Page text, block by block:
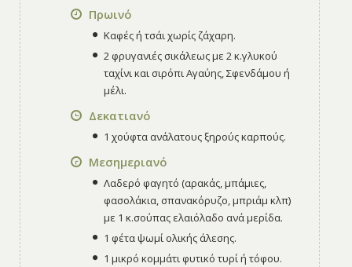
Πρωινό
Καφές ή τσάι χωρίς ζάχαρη.
2 φρυγανιές σικάλεως με 2 κ.γλυκού
ταχίνι και σιρόπι Αγαύης, Σφενδάμου ή
μέλι.
Δεκατιανό
1 χούφτα ανάλατους ξηρούς καρπούς.
Μεσημεριανό
Λαδερό φαγητό (αρακάς, μπάμιες,
φασολάκια, σπανακόρυζο, μπριάμ κλπ)
με 1 κ.σούπας ελαιόλαδο ανά μερίδα.
1 φέτα ψωμί ολικής άλεσης.
1 μικρό κομμάτι φυτικό τυρί ή τόφου.